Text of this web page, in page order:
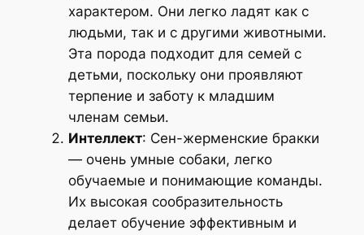
характером. Они легко ладят как с
людьми, так и с другими животными.
Эта порода подходит для семей с
детьми, поскольку они проявляют
терпение и заботу к младшим
членам семьи.
Интеллект: Сен-жерменские бракки
— очень умные собаки, легко
обучаемые и понимающие команды.
Их высокая сообразительность
делает обучение эффективным и